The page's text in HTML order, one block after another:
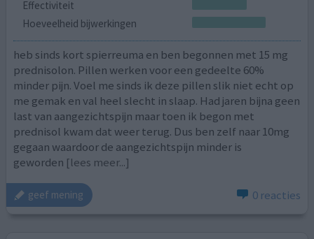
Effectiviteit
Hoeveelheid bijwerkingen
heb sinds kort spierreuma en ben begonnen met 15 mg
prednisolon. Pillen werken voor een gedeelte 60%
minder pijn. Voel me sinds ik deze pillen slik niet echt op
me gemak en val heel slecht in slaap. Had jaren bijna geen
last van aangezichtspijn maar toen ik begon met
prednisol kwam dat weer terug. Dus ben zelf naar 10mg
gegaan waardoor de aangezichtspijn minder is
geworden [lees meer...]
geef mening 0 reacties